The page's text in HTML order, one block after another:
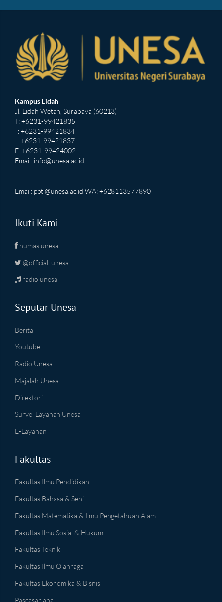
Kampus Lidah
Jl. Lidah Wetan, Surabaya (60213)
T: +6231-99421835
: +6231-99421834
: +6231-99421837
F: +6231-99424002
Email: info@unesa.ac.id
Email: ppti@unesa.ac.id WA: +628113577890
Ikuti Kami
humas unesa
@official_unesa
radio unesa
Seputar Unesa
Berita
Youtube
Radio Unesa
Majalah Unesa
Direktori
Survei Layanan Unesa
E-Layanan
Fakultas
Fakultas Ilmu Pendidikan
Fakultas Bahasa & Seni
Fakultas Matematika & Ilmu Pengetahuan Alam
Fakultas Ilmu Sosial & Hukum
Fakultas Teknik
Fakultas Ilmu Olahraga
Fakultas Ekonomika & Bisnis
Pascasarjana